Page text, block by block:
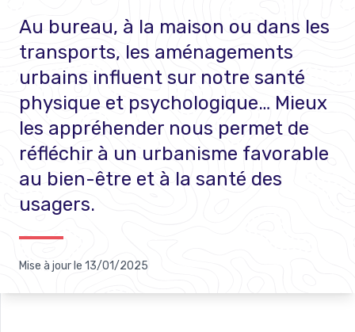
Au bureau, à la maison ou dans les
transports, les aménagements
urbains influent sur notre santé
physique et psychologique… Mieux
les appréhender nous permet de
réfléchir à un urbanisme favorable
au bien-être et à la santé des
usagers.
Mise à jour le 13/01/2025